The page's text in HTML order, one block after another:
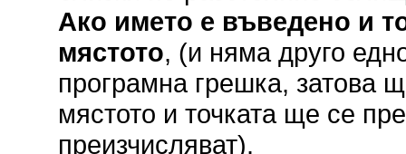
Ако името е въведено и
мястото, (и няма друго
програмна грешка, затова
мястото и точката ще се
преизчисляват).